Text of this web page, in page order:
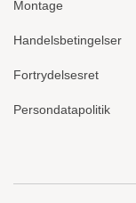
Montage
Handelsbetingelser
Fortrydelsesret
Persondatapolitik